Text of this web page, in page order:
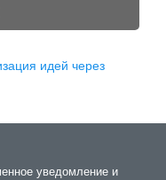
идей через
уведомление и